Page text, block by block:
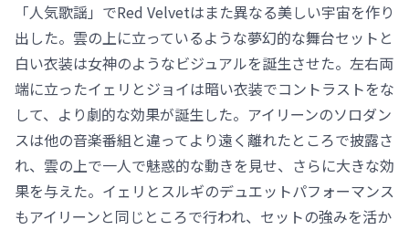
「人気歌謡」でRed Velvetはまた異なる美しい宇宙を作り
出した。雲の上に立っているような夢幻的な舞台セットと
白い衣装は女神のようなビジュアルを誕生させた。左右両
端に立ったイェリとジョイは暗い衣装でコントラストをな
して、より劇的な効果が誕生した。アイリーンのソロダン
スは他の音楽番組と違ってより遠く離れたところで披露さ
れ、雲の上で一人で魅惑的な動きを見せ、さらに大きな効
果を与えた。イェリとスルギのデュエットパフォーマンス
もアイリーンと同じところで行われ、セットの強みを活か